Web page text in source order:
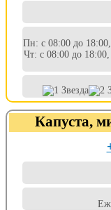
Пн: с 08:00 до
Чт: с 08:00 до
Капуста,